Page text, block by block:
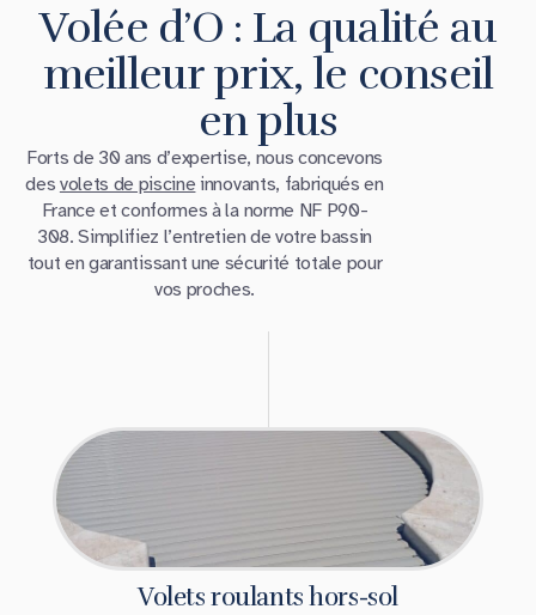
Volée d’O : La qualité au
meilleur prix, le conseil
en plus
Forts de 30 ans d’expertise, nous concevons
des volets de piscine innovants, fabriqués en
France et conformes à la norme NF P90-
308. Simplifiez l’entretien de votre bassin
tout en garantissant une sécurité totale pour
vos proches.
Volets roulants hors-sol